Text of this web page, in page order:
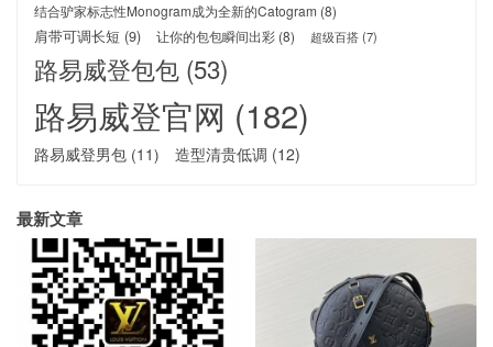
结合驴家标志性Monogram成为全新的Catogram (8)
肩带可调长短 (9) 让你的包包瞬间出彩 (8) 超级百搭(7)
路易威登包包 (53)
路易威登官网 (182)
路易威登男包 (11) 造型清贵低调 (12)
最新文章